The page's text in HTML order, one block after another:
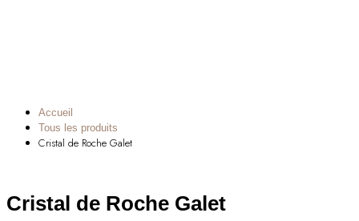
Accueil
Tous les produits
Cristal de Roche Galet
Cristal de Roche Galet